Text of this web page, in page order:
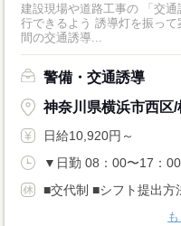
建設現場や道路工事の 「交通誘導」の
行できるよう 誘導灯を振って案内！ ▼働く現場は... 【住
間の交通誘導...
警備・交通誘導
神奈川県横浜市西区/
日給10,920円～
▼日勤 08：00〜17：00
■交代制 ■シフト提出方